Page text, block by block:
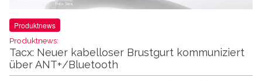
Produktnews
Produktnews:
Tacx: Neuer kabelloser Brustgurt kommuniziert
über ANT+/Bluetooth